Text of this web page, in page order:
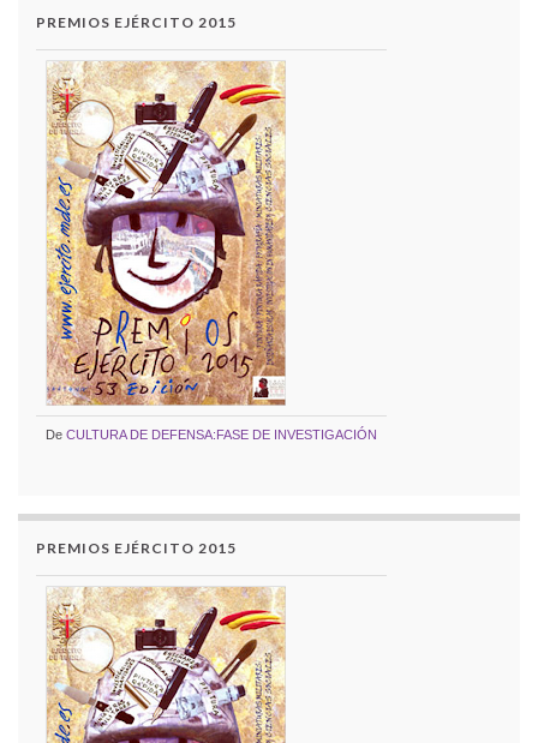
PREMIOS EJÉRCITO 2015
De CULTURA DE DEFENSA:FASE DE INVESTIGACIÓN
PREMIOS EJÉRCITO 2015